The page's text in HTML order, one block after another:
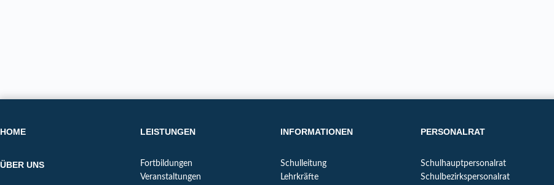
HOME
ÜBER UNS
LEISTUNGEN
Fortbildungen
Veranstaltungen
INFORMATIONEN
Schulleitung
Lehrkräfte
PERSONALRAT
Schulhauptpersonalrat
Schulbezirkspersonalrat